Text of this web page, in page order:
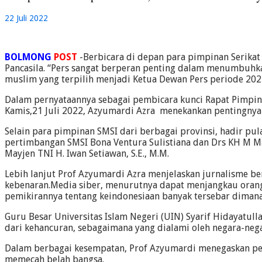
22 Juli 2022
BOLMONG POST -Berbicara di depan para pimpinan
Pancasila. “Pers sangat berperan penting dalam
muslim yang terpilih menjadi Ketua Dewan Pers periode
Dalam pernyataannya sebagai pembicara kunci Rapat
Kamis,21 Juli 2022, Azyumardi Azra menekankan
Selain para pimpinan SMSI dari berbagai provinsi, hadir
pertimbangan SMSI Bona Ventura Sulistiana dan Drs KH M
Mayjen TNI H. Iwan Setiawan, S.E., M.M.
Lebih lanjut Prof Azyumardi Azra menjelaskan jurnalisme
kebenaran.Media siber, menurutnya dapat menjangkau
pemikirannya tentang keindonesiaan banyak tersebar
Guru Besar Universitas Islam Negeri (UIN) Syarif
dari kehancuran, sebagaimana yang dialami oleh negara-
Dalam berbagai kesempatan, Prof Azyumardi menegaskan
memecah belah bangsa.